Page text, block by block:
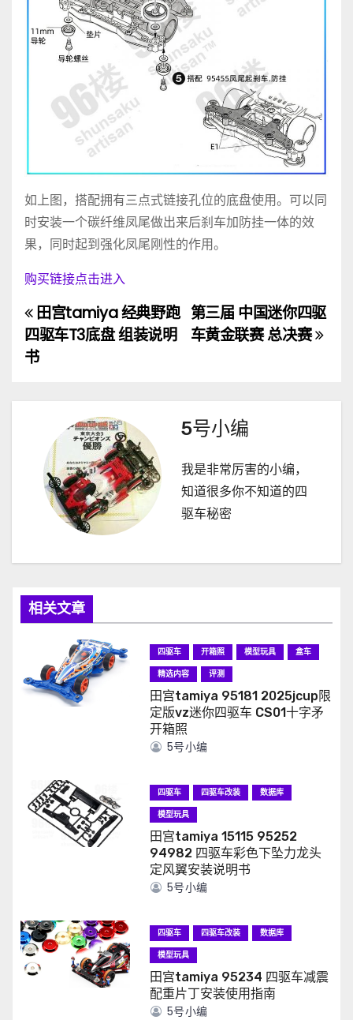
如上图，搭配拥有三点式链接孔位的底盘使用。可以同
时安装一个碳纤维凤尾做出来后刹车加防挂一体的效
果，同时起到强化凤尾刚性的作用。
购买链接点击进入
文
章
第三届 中国迷你四驱
车黄金联赛 总决赛
田宫tamiya 经典野跑
四驱车T3底盘 组装说明
书
5号小编
我是非常厉害的小编，
知道很多你不知道的四
驱车秘密
相关文章
四驱车 开箱照 模型玩具
盒车
精选内容
评测
田宫tamiya 95181 2025jcup限
定版vz迷你四驱车 CS01十字矛
开箱照
5号小编
四驱车 四驱车改装
数据库
模型玩具
田宫tamiya 15115 95252
94982 四驱车彩色下坠力龙头
定风翼安装说明书
5号小编
四驱车 四驱车改装
数据库
模型玩具
田宫tamiya 95234 四驱车减震
配重片丁安装使用指南
5号小编